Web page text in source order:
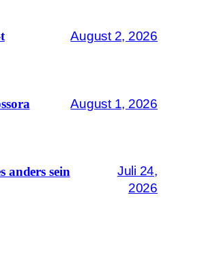
August 2, 2026
August 1, 2026
anders sein
Juli 24,
2026